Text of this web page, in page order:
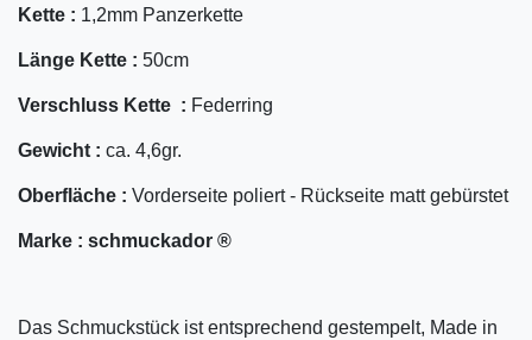
Kette : 1,2mm Panzerkette
Länge Kette : 50cm
Verschluss Kette : Federring
Gewicht : ca. 4,6gr.
Oberfläche : Vorderseite poliert - Rückseite matt gebürstet
Marke : schmuckador ®
Das Schmuckstück ist entsprechend gestempelt, Made in